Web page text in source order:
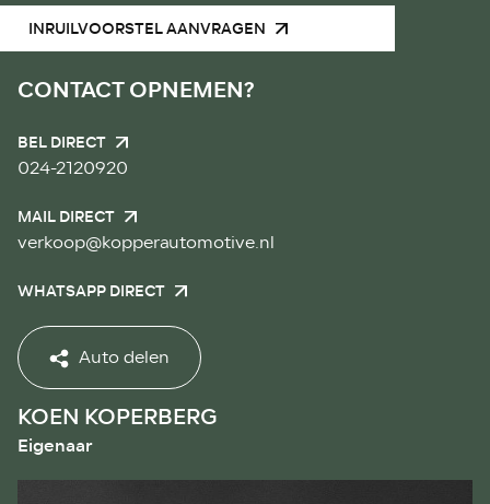
INRUILVOORSTEL AANVRAGEN
CONTACT OPNEMEN?
BEL DIRECT
024-2120920
MAIL DIRECT
verkoop@kopperautomotive.nl
WHATSAPP DIRECT
Auto delen
KOEN KOPERBERG
Eigenaar